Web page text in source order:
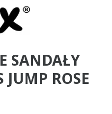
SANDAŁY
JUMP ROSE